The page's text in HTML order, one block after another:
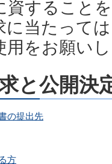
資すること
に当たって
用をお願いし
と公開決
の提出先
方